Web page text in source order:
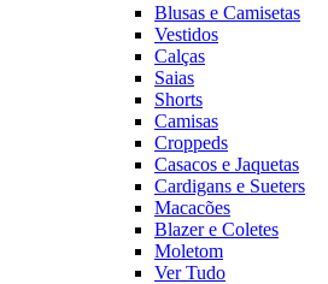
Blusas e Camisetas
Vestidos
Calças
Saias
Shorts
Camisas
Croppeds
Casacos e Jaquetas
Cardigans e Sueters
Macacões
Blazer e Coletes
Moletom
Ver Tudo